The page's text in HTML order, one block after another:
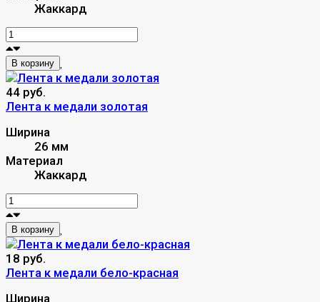
Жаккард
В корзину
44 руб.
Лента к медали золотая
Ширина
26 мм
Материал
Жаккард
В корзину
18 руб.
Лента к медали бело-красная
Ширина